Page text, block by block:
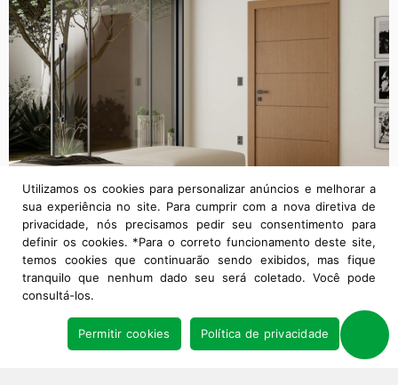
Utilizamos os cookies para personalizar anúncios e melhorar a
sua experiência no site. Para cumprir com a nova diretiva de
privacidade, nós precisamos pedir seu consentimento para
definir os cookies. *Para o correto funcionamento deste site,
temos cookies que continuarão sendo exibidos, mas fique
tranquilo que nenhum dado seu será coletado. Você pode
consultá-los.
Permitir cookies Política de privacidade